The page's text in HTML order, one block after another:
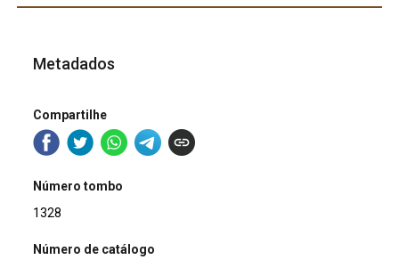
Metadados
Compartilhe
Número tombo
1328
Número de catálogo